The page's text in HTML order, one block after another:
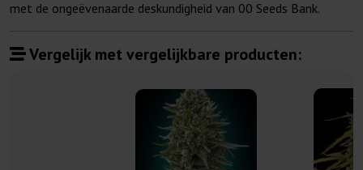
met de ongeëvenaarde deskundigheid van 00 Seeds Bank.
Vergelijk met vergelijkbare producten: